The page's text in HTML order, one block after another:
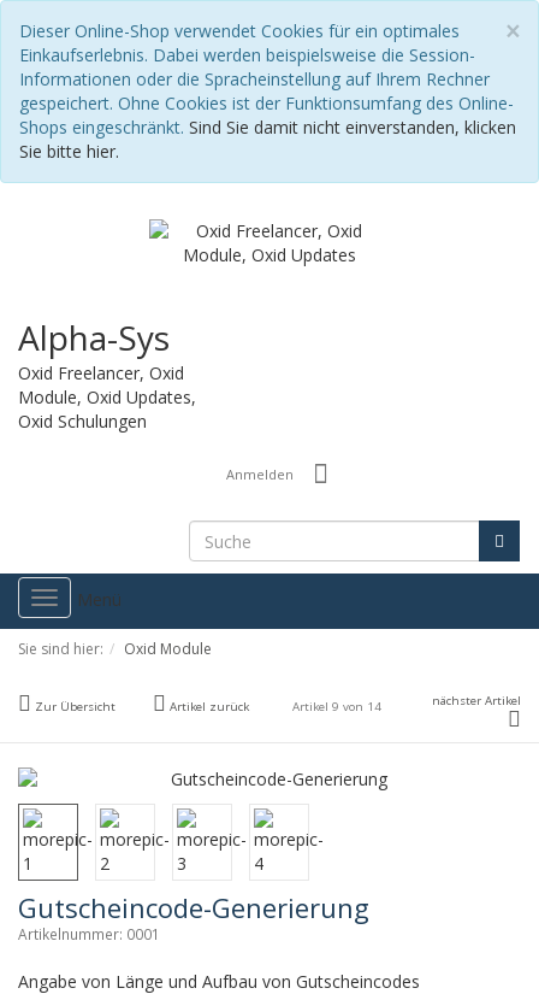
×
Dieser Online-Shop verwendet Cookies für ein optimales
Einkaufserlebnis. Dabei werden beispielsweise die Session-
Informationen oder die Spracheinstellung auf Ihrem Rechner
gespeichert. Ohne Cookies ist der Funktionsumfang des Online-
Shops eingeschränkt. Sind Sie damit nicht einverstanden, klicken
Sie bitte hier.
Alpha-Sys
Oxid Freelancer, Oxid
Module, Oxid Updates,
Oxid Schulungen
Anmelden
Toggle
navigation
Menü
Sie sind hier: Oxid Module
Zur Übersicht Artikel zurück Artikel 9 von 14 nächster Artikel
Gutscheincode-Generierung
Artikelnummer: 0001
Angabe von Länge und Aufbau von Gutscheincodes